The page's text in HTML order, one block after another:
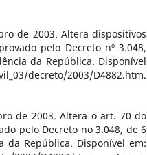
de 2003. Altera dispositivos
pelo Decreto nº 3.048,
da República. Disponível
decreto/2003/D4882.htm.
de 2003. Altera o art. 70 do
pelo Decreto no 3.048, de 6
da República. Disponível em: